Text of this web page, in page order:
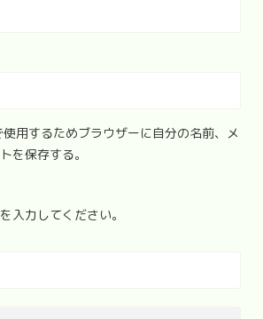
用するためブラウザーに自分の名前、メ
を保存する。
入力してください。